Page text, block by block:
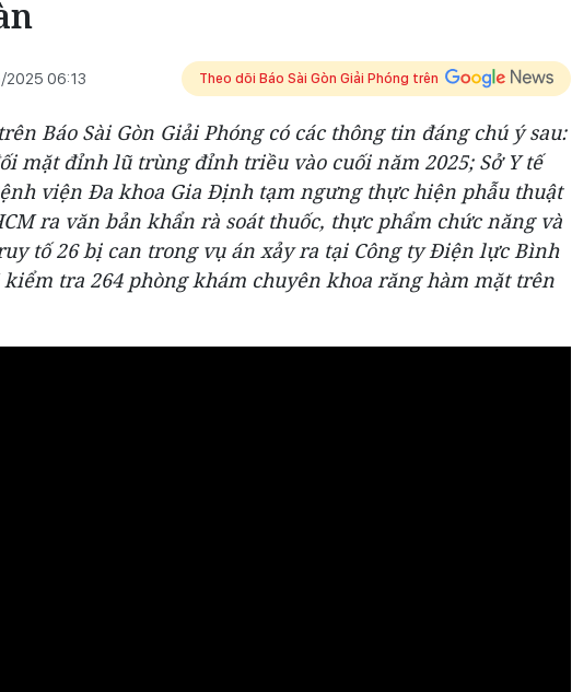
2025 06:13 Theo dõi Báo Sài Gòn Giải Phóng trên
Báo Sài Gòn Giải Phóng có các thông tin đáng chú ý sau:
mặt đỉnh lũ trùng đỉnh triều vào cuối năm 2025; Sở Y tế
viện Đa khoa Gia Định tạm ngưng thực hiện phẫu thuật
ra văn bản khẩn rà soát thuốc, thực phẩm chức năng và
tố 26 bị can trong vụ án xảy ra tại Công ty Điện lực Bình
kiểm tra 264 phòng khám chuyên khoa răng hàm mặt trên